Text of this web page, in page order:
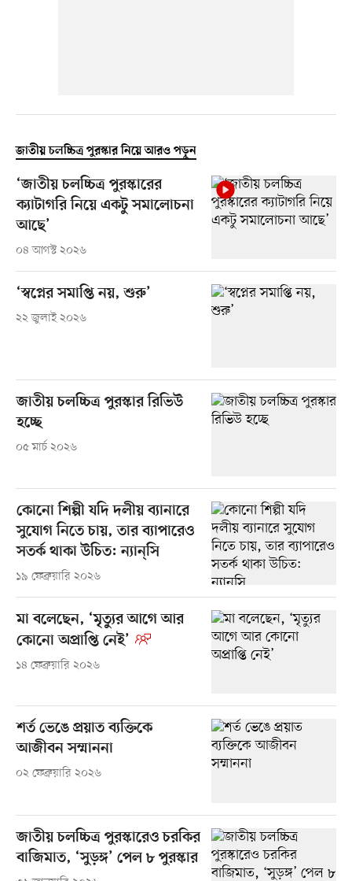
জাতীয় চলচ্চিত্র পুরস্কার নিয়ে আরও পড়ুন
‘জাতীয় চলচ্চিত্র পুরস্কারের
ক্যাটাগরি নিয়ে একটু সমালোচনা
আছে’
০৪ আগস্ট ২০২৬
‘স্বপ্নের সমাপ্তি নয়, শুরু’
২২ জুলাই ২০২৬
জাতীয় চলচ্চিত্র পুরস্কার রিভিউ
হচ্ছে
০৫ মার্চ ২০২৬
কোনো শিল্পী যদি দলীয় ব্যানারে
সুযোগ নিতে চায়, তার ব্যাপারেও
সতর্ক থাকা উচিত: ন্যান্‌সি
১৯ ফেব্রুয়ারি ২০২৬
মা বলেছেন, ‘মৃত্যুর আগে আর
কোনো অপ্রাপ্তি নেই’
১৪ ফেব্রুয়ারি ২০২৬
শর্ত ভেঙে প্রয়াত ব্যক্তিকে
আজীবন সম্মাননা
০২ ফেব্রুয়ারি ২০২৬
জাতীয় চলচ্চিত্র পুরস্কারেও চরকির
বাজিমাত, ‘সুড়ঙ্গ’ পেল ৮ পুরস্কার